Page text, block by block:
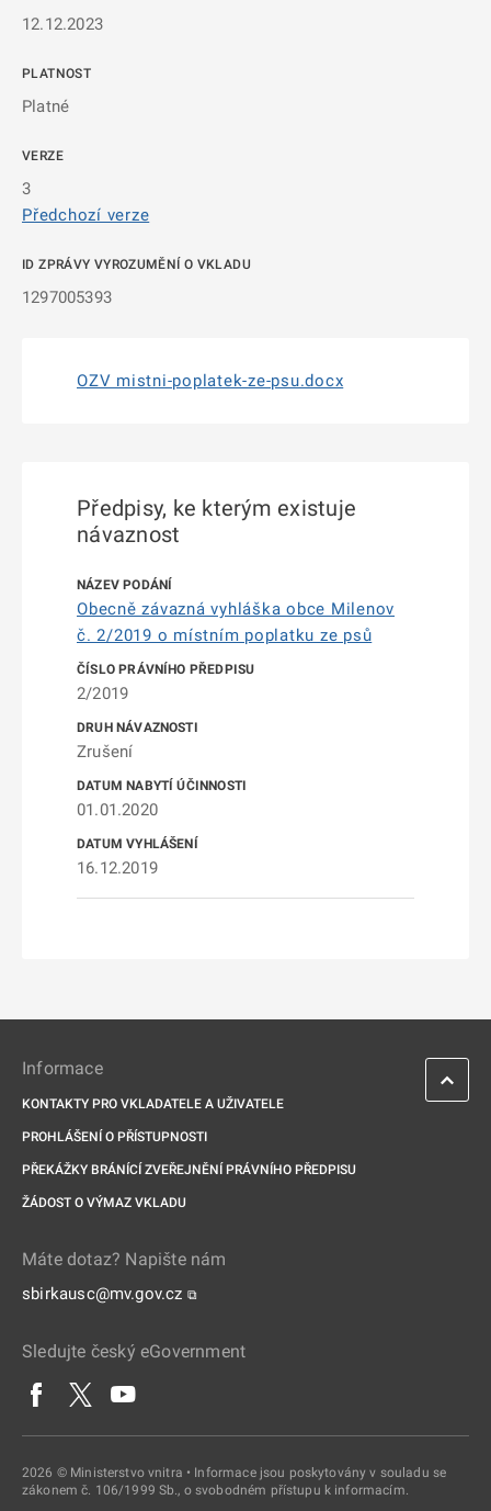
12.12.2023
PLATNOST
Platné
VERZE
3
Předchozí verze
ID ZPRÁVY VYROZUMĚNÍ O VKLADU
1297005393
OZV mistni-poplatek-ze-psu.docx
Předpisy, ke kterým existuje
návaznost
Obecně závazná vyhláška obce Milenov
č. 2/2019 o místním poplatku ze psů
2/2019
Zrušení
01.01.2020
16.12.2019
Informace
KONTAKTY PRO VKLADATELE A UŽIVATELE
PROHLÁŠENÍ O PŘÍSTUPNOSTI
PŘEKÁŽKY BRÁNÍCÍ ZVEŘEJNĚNÍ PRÁVNÍHO PŘEDPISU
ŽÁDOST O VÝMAZ VKLADU
Máte dotaz? Napište nám
sbirkausc@mv.gov.cz ⧉
Sledujte český eGovernment
2026 © Ministerstvo vnitra • Informace jsou poskytovány v souladu se
zákonem č. 106/1999 Sb., o svobodném přístupu k informacím.